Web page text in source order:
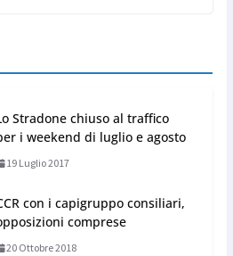
Stradone chiuso al traffico
i weekend di luglio e agosto
19 Luglio 2017
con i capigruppo consiliari,
comprese
20 Ottobre 2018